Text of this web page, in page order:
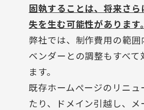
固執することは、将来さら
失を生む可能性があります。
弊社では、制作費用の範囲
ベンダーとの調整もすべて
ます。
既存ホームぺージのリニュ
たり、ドメイン引越し、メ